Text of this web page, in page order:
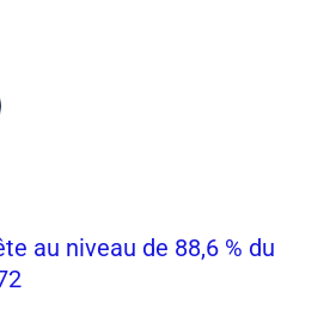
au niveau de 88,6 % du